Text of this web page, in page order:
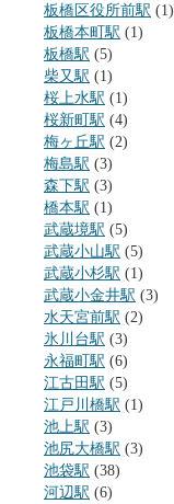
板橋区役所前駅 (1)
板橋本町駅 (1)
板橋駅 (5)
柴又駅 (1)
桜上水駅 (1)
桜新町駅 (4)
梅ヶ丘駅 (2)
梅島駅 (3)
森下駅 (3)
橋本駅 (1)
武蔵境駅 (5)
武蔵小山駅 (5)
武蔵小杉駅 (1)
武蔵小金井駅 (3)
水天宮前駅 (2)
氷川台駅 (3)
永福町駅 (6)
江古田駅 (5)
江戸川橋駅 (1)
池上駅 (3)
池尻大橋駅 (3)
池袋駅 (38)
河辺駅 (6)